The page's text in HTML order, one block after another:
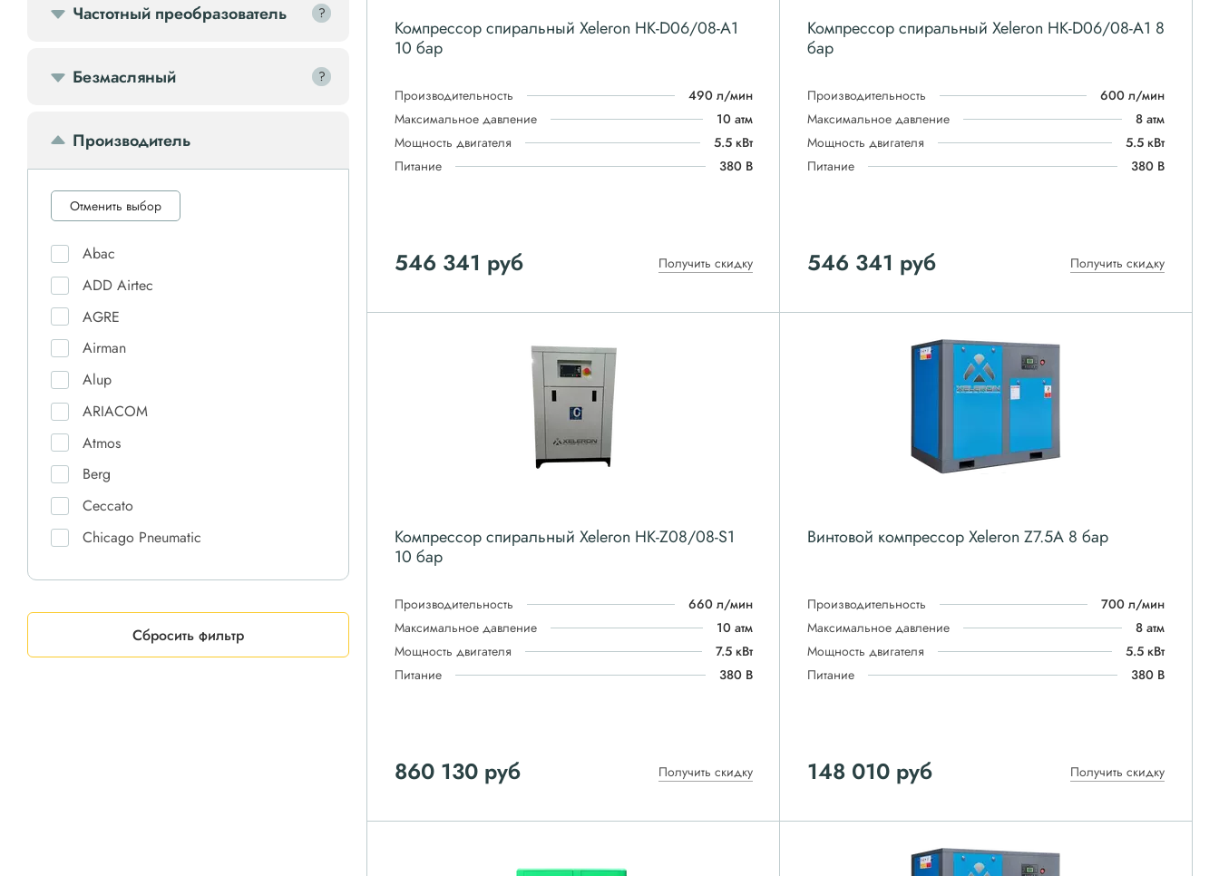
Частотный преобразователь ?
?
Безмасляный ?
?
Производитель
Отменить выбор
Abac
ADD Airtec
AGRE
Airman
Alup
ARIACOM
Atmos
Berg
Ceccato
Chicago Pneumatic
CrossAir
Dali
Сбросить фильтр
Компрессор спиральный Xeleron HK-D06/08-A1
10 бар
Производительность
490 л/мин
Максимальное давление
10 атм
Мощность двигателя
5.5 кВт
Питание
380 В
546 341 руб Получить скидку
Компрессор спиральный Xeleron HK-D06/08-A1 8
бар
Производительность
600 л/мин
Максимальное давление
8 атм
Мощность двигателя
5.5 кВт
Питание
380 В
546 341 руб Получить скидку
Компрессор спиральный Xeleron HK-Z08/08-S1
10 бар
Производительность
660 л/мин
Максимальное давление
10 атм
Мощность двигателя
7.5 кВт
Питание
380 В
860 130 руб Получить скидку
Винтовой компрессор Xeleron Z7.5A 8 бар
Производительность
700 л/мин
Максимальное давление
8 атм
Мощность двигателя
5.5 кВт
Питание
380 В
148 010руб Получить скидку